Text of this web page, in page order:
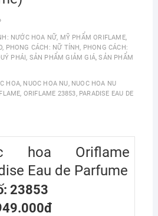
NƯỚC HOA NỮ, MỸ PHẨM ORIFLAME,
, PHONG CÁCH: NỮ TÍNH, PHONG CÁCH:
PHÁI, SẢN PHẨM GIẢM GIÁ,SẢN PHẨM
HOA, NUOC HOA NU, NUOC HOA NU
, ORIFLAME 23853, PARADISE EAU DE
hoa Oriflame
Eau de Parfume
23853